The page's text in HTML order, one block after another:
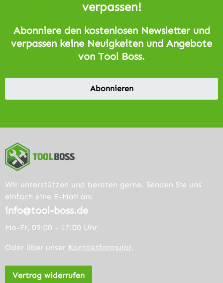
verpassen!
Abonniere den kostenlosen Newsletter und
verpassen keine Neuigkeiten und Angebote
von Tool Boss.
Abonnieren
Wir unterstützen und beraten gerne. Senden Sie uns
einfach eine E-Mail an:
info@tool-boss.de
Mo-Fr, 09:00 - 17:00 Uhr
Oder über unser Kontaktformular.
Vertrag widerrufen